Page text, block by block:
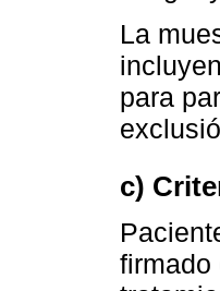
La
para
c)
firmado